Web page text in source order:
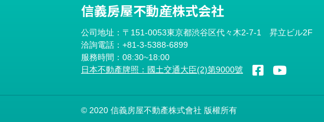
信義房屋不動産株式会社
公司地址：〒151-0053東京都渋谷区代々木2-7-1 昇立ビル2F
洽詢電話：+81-3-5388-6899
服務時間：08:30~18:00
日本不動產牌照：國土交通大臣(2)第9000號
© 2020 信義房屋不動產株式會社 版權所有